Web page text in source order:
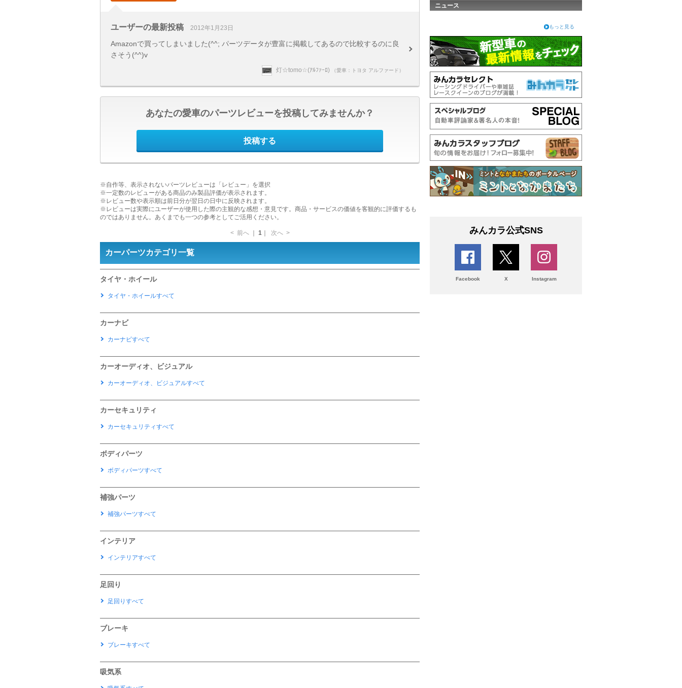
ユーザーの最新投稿 2012年1月23日
Amazonで買ってしまいました(^^; パーツデータが豊富に掲載してあるので比較するのに良
さそう(^^)v
灯☆tomo☆(ｱﾙﾌｧｰﾛ) （愛車：トヨタ アルファード）
あなたの愛車のパーツレビューを投稿してみませんか？
投稿する
※自作等、表示されないパーツレビューは「レビュー」を選択
※一定数のレビューがある商品のみ製品評価が表示されます。
※レビュー数や表示順は前日分が翌日の日中に反映されます。
※レビューは実際にユーザーが使用した際の主観的な感想・意見です。商品・サービスの価値を客観的に評価するも
のではありません。あくまでも一つの参考としてご活用ください。
< 前へ 1｜ 次へ >
カーパーツカテゴリ一覧
タイヤ・ホイール
タイヤ・ホイールすべて
カーナビ
カーナビすべて
カーオーディオ、ビジュアル
カーオーディオ、ビジュアルすべて
カーセキュリティ
カーセキュリティすべて
ボディパーツ
ボディパーツすべて
補強パーツ
補強パーツすべて
インテリア
インテリアすべて
足回り
足回りすべて
ブレーキ
ブレーキすべて
吸気系
ニュース
もっと見る
みんカラ公式SNS
Facebook X Instagram